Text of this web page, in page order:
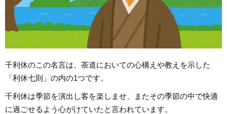
千利休のこの名言は、茶道においての心構えや教えを示した
「利休七則」の内の1つです。
千利休は季節を演出し客を楽しませ、またその季節の中で快適
に過ごせるよう心がけていたと言われています。